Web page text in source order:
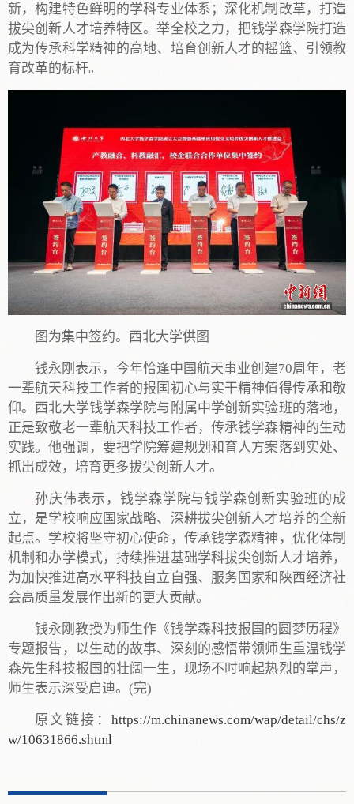
新，构建特色鲜明的学科专业体系；深化机制改革，打造
拔尖创新人才培养特区。举全校之力，把钱学森学院打造
成为传承科学精神的高地、培育创新人才的摇篮、引领教
育改革的标杆。
图为集中签约。西北大学供图
钱永刚表示，今年恰逢中国航天事业创建70周年，老
一辈航天科技工作者的报国初心与实干精神值得传承和敬
仰。西北大学钱学森学院与附属中学创新实验班的落地，
正是致敬老一辈航天科技工作者，传承钱学森精神的生动
实践。他强调，要把学院筹建规划和育人方案落到实处、
抓出成效，培育更多拔尖创新人才。
孙庆伟表示，钱学森学院与钱学森创新实验班的成
立，是学校响应国家战略、深耕拔尖创新人才培养的全新
起点。学校将坚守初心使命，传承钱学森精神，优化体制
机制和办学模式，持续推进基础学科拔尖创新人才培养，
为加快推进高水平科技自立自强、服务国家和陕西经济社
会高质量发展作出新的更大贡献。
钱永刚教授为师生作《钱学森科技报国的圆梦历程》
专题报告，以生动的故事、深刻的感悟带领师生重温钱学
森先生科技报国的壮阔一生，现场不时响起热烈的掌声，
师生表示深受启迪。(完)
原文链接： https://m.chinanews.com/wap/detail/chs/z
w/10631866.shtml